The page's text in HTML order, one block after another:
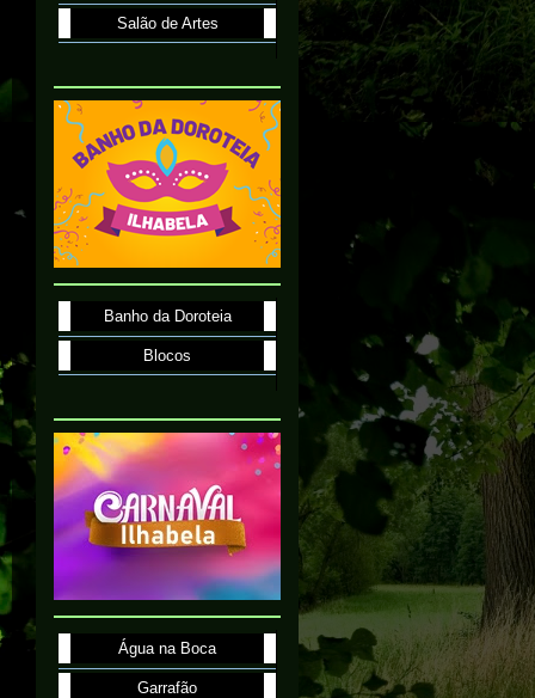
Salão de Artes
Banho da Doroteia
Blocos
Água na Boca
Garrafão